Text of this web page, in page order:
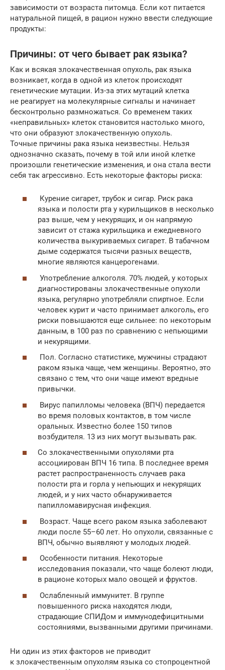
зависимости от возраста питомца. Если кот питается
натуральной пищей, в рацион нужно ввести следующие
продукты:
Причины: от чего бывает рак языка?
Как и всякая злокачественная опухоль, рак языка
возникает, когда в одной из клеток происходят
генетические мутации. Из-за этих мутаций клетка
не реагирует на молекулярные сигналы и начинает
бесконтрольно размножаться. Со временем таких
«неправильных» клеток становится настолько много,
что они образуют злокачественную опухоль.
Точные причины рака языка неизвестны. Нельзя
однозначно сказать, почему в той или иной клетке
произошли генетические изменения, и она стала вести
себя так агрессивно. Есть некоторые факторы риска:
Курение сигарет, трубок и сигар. Риск рака
языка и полости рта у курильщиков в несколько
раз выше, чем у некурящих, и он напрямую
зависит от стажа курильщика и ежедневного
количества выкуриваемых сигарет. В табачном
дыме содержатся тысячи разных веществ,
многие являются канцерогенами.
Употребление алкоголя. 70% людей, у которых
диагностированы злокачественные опухоли
языка, регулярно употребляли спиртное. Если
человек курит и часто принимает алкоголь, его
риски повышаются еще сильнее: по некоторым
данным, в 100 раз по сравнению с непьющими
и некурящими.
Пол. Согласно статистике, мужчины страдают
раком языка чаще, чем женщины. Вероятно, это
связано с тем, что они чаще имеют вредные
привычки.
Вирус папилломы человека (ВПЧ) передается
во время половых контактов, в том числе
оральных. Известно более 150 типов
возбудителя. 13 из них могут вызывать рак.
Со злокачественными опухолями рта
ассоциирован ВПЧ 16 типа. В последнее время
растет распространенность случаев рака
полости рта и горла у непьющих и некурящих
людей, и у них часто обнаруживается
папилломавирусная инфекция.
Возраст. Чаще всего раком языка заболевают
люди после 55–60 лет. Но опухоли, связанные с
ВПЧ, обычно выявляют у молодых людей.
Особенности питания. Некоторые
исследования показали, что чаще болеют люди,
в рационе которых мало овощей и фруктов.
Ослабленный иммунитет. В группе
повышенного риска находятся люди,
страдающие СПИДом и иммунодефицитными
состояниями, вызванными другими причинами.
Ни один из этих факторов не приводит
к злокачественным опухолям языка со стопроцентной